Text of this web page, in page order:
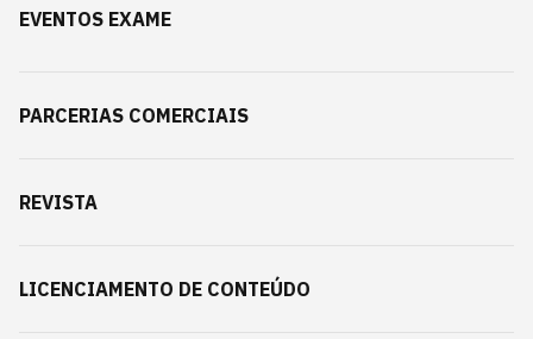
EVENTOS EXAME
PARCERIAS COMERCIAIS
REVISTA
LICENCIAMENTO DE CONTEÚDO